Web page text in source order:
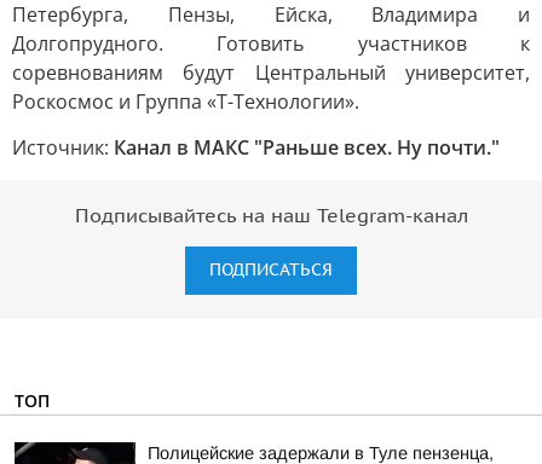
Петербурга, Пензы, Ейска, Владимира и
Долгопрудного. Готовить участников к
соревнованиям будут Центральный университет,
Роскосмос и Группа «Т-Технологии».
Источник: Канал в МАКС "Раньше всех. Ну почти."
Подписывайтесь на наш Telegram-канал
ПОДПИСАТЬСЯ
ТОП
Полицейские задержали в Туле пензенца,